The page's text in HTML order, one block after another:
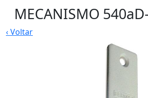
MECANISMO
‹Voltar